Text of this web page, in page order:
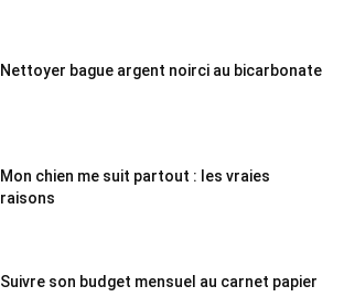
Nettoyer bague argent noirci au bicarbonate
Mon chien me suit partout : les vraies
raisons
Suivre son budget mensuel au carnet papier